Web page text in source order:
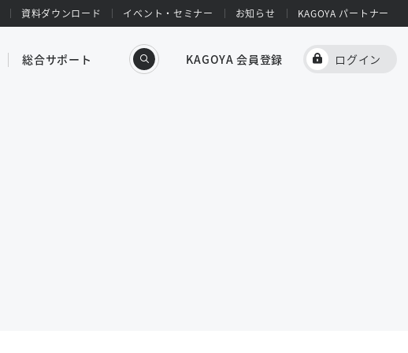
資料ダウンロード イベント・セミナー お知らせ KAGOYA パートナー
総合サポート KAGOYA 会員登録 ログイン